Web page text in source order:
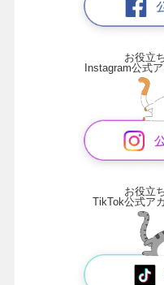
お役立
Instagram公式
お役立
TikTok公式ア